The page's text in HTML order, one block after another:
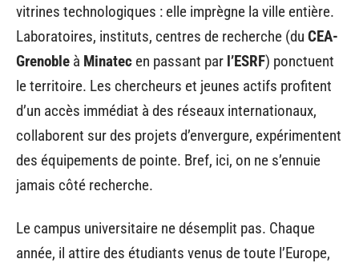
vitrines technologiques : elle imprègne la ville entière.
Laboratoires, instituts, centres de recherche (du CEA-
Grenoble à Minatec en passant par l’ESRF) ponctuent
le territoire. Les chercheurs et jeunes actifs profitent
d’un accès immédiat à des réseaux internationaux,
collaborent sur des projets d’envergure, expérimentent
des équipements de pointe. Bref, ici, on ne s’ennuie
jamais côté recherche.
Le campus universitaire ne désemplit pas. Chaque
année, il attire des étudiants venus de toute l’Europe,